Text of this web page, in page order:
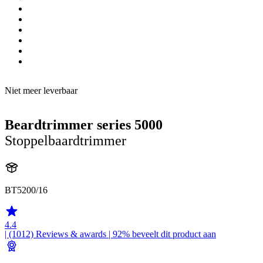
Niet meer leverbaar
Beardtrimmer series 5000
Stoppelbaardtrimmer
BT5200/16
4.4
| (1012) Reviews & awards | 92% beveelt dit product aan